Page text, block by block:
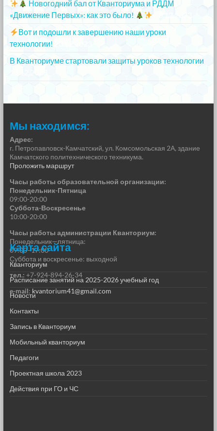
Новогодний бал от Кванториума и РДДМ
«Движение Первых»: как это было!
Вот и подошли к завершению наши уроки
технологии!
В Кванториуме стартовали защиты уроков технологии
Мы находимся:
Адрес:
г. Петропавловск-Камчатский, ул. Комсомольская 2А, здание
Камчатского политехнического техникума.
Проложить маршрут
Часы работы образовательной организации:
Понедельник-Пятница
09:00-20:00
Суббота-Воскресенье
10:00-20:00
Часы работы администрации Кванториум:
Понедельник—пятница:
09:00–17:00
Суббота и воскресенье: выходной
тел.: +7-924-894-26-34
e-mail: kvantorium41@gmail.com
Карта сайта
Кванториум
Расписание занятий на 2025-2026 учебный год
Новости
Контакты
Запись в Кванториум
Мобильный кванториум
Педагоги
Проектная школа 2023
Действия при ГО и ЧС